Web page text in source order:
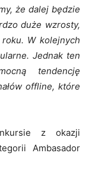
że dalej będzie
duże wzrosty,
W kolejnych
Jednak ten
tendencję
offline, które
z okazji
Ambasador